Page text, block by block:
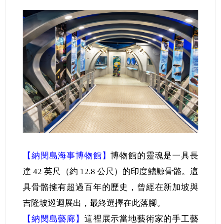
【納閔島海事博物館】博物館的靈魂是一具長
達 42 英尺（約 12.8 公尺）的印度鰭鯨骨骼。這
具骨骼擁有超過百年的歷史，曾經在新加坡與
吉隆坡巡迴展出，最終選擇在此落腳。
【納閔島藝廊】 這裡展示當地藝術家的手工藝